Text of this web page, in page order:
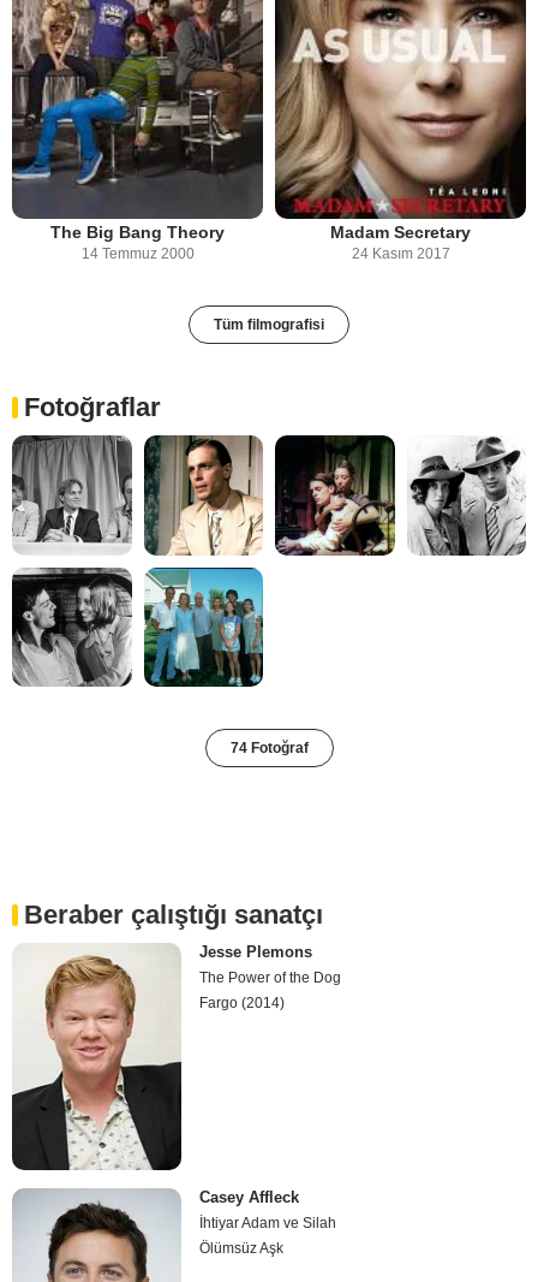
The Big Bang Theory
14 Temmuz 2000
Madam Secretary
24 Kasım 2017
Tüm filmografisi
Fotoğraflar
74 Fotoğraf
Beraber çalıştığı sanatçı
Jesse Plemons
The Power of the Dog
Fargo (2014)
Casey Affleck
İhtiyar Adam ve Silah
Ölümsüz Aşk